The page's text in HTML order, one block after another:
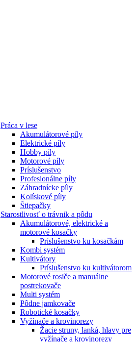
Práca v lese
Akumulátorové píly
Elektrické píly
Hobby píly
Motorové píly
Príslušenstvo
Profesionálne píly
Záhradnícke píly
Kolískové píly
Štiepačky
Starostlivosť o trávnik a pôdu
Akumulátorové, elektrické a
motorové kosačky
Príslušenstvo ku kosačkám
Kombi systém
Kultivátory
Príslušenstvo ku kultivátorom
Motorové rosiče a manuálne
postrekovače
Multi systém
Pôdne jamkovače
Robotické kosačky
Vyžínače a krovinorezy
Žacie struny, lanká, hlavy pre
vyžínače a krovinorezy